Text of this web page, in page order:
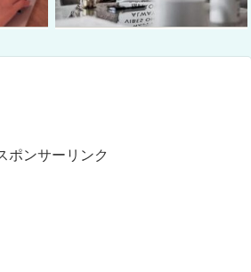
ポンサーリンク